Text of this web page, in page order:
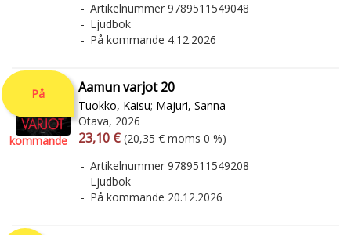
Artikelnummer 9789511549048
Ljudbok
På kommande 4.12.2026
På
kommande
Aamun varjot 20
Tuokko, Kaisu; Majuri, Sanna
Otava, 2026
Arvonlisäverollinen hinta
23,10 € Arvonlisäveroton hinta
(20,35 € moms 0 %)
Artikelnummer 9789511549208
Ljudbok
På kommande 20.12.2026